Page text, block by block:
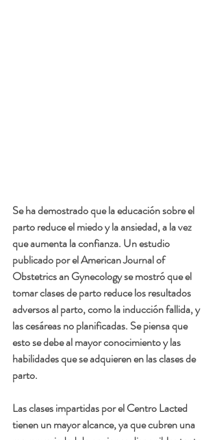
Se ha demostrado que la educación sobre el
parto reduce el miedo y la ansiedad, a la vez
que aumenta la confianza. Un estudio
publicado por el American Journal of
Obstetrics an Gynecology se mostró que el
tomar clases de parto reduce los resultados
adversos al parto, como la inducción fallida, y
las cesáreas no planificadas. Se piensa que
esto se debe al mayor conocimiento y las
habilidades que se adquieren en las clases de
parto.
Las clases impartidas por el Centro Lacted
tienen un mayor alcance, ya que cubren una